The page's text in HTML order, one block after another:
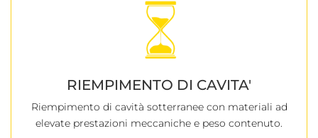
RIEMPIMENTO DI CAVITA'
Riempimento di cavità sotterranee con materiali ad
elevate prestazioni meccaniche e peso contenuto.